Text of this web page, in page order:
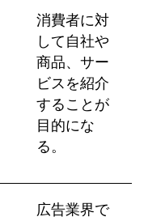
消費者に対
して自社や
商品、サー
ビスを紹介
することが
目的にな
る。
広告業界で